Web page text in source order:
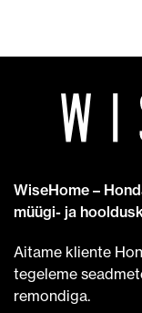
WiseHome –
müügi- ja
Aitame kliente
tegeleme
remondiga.